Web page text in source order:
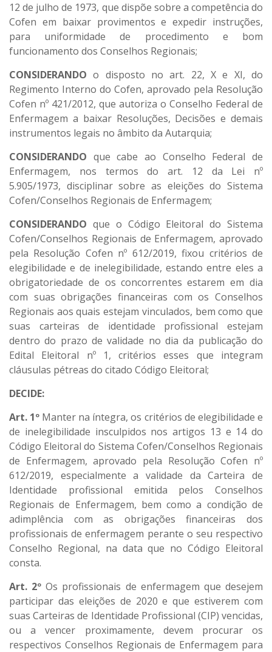
12 de julho de 1973, que dispõe sobre a competência do
Cofen em baixar provimentos e expedir instruções,
para uniformidade de procedimento e bom
funcionamento dos Conselhos Regionais;
CONSIDERANDO o disposto no art. 22, X e XI, do
Regimento Interno do Cofen, aprovado pela Resolução
Cofen nº 421/2012, que autoriza o Conselho Federal de
Enfermagem a baixar Resoluções, Decisões e demais
instrumentos legais no âmbito da Autarquia;
CONSIDERANDO que cabe ao Conselho Federal de
Enfermagem, nos termos do art. 12 da Lei nº
5.905/1973, disciplinar sobre as eleições do Sistema
Cofen/Conselhos Regionais de Enfermagem;
CONSIDERANDO que o Código Eleitoral do Sistema
Cofen/Conselhos Regionais de Enfermagem, aprovado
pela Resolução Cofen nº 612/2019, fixou critérios de
elegibilidade e de inelegibilidade, estando entre eles a
obrigatoriedade de os concorrentes estarem em dia
com suas obrigações financeiras com os Conselhos
Regionais aos quais estejam vinculados, bem como que
suas carteiras de identidade profissional estejam
dentro do prazo de validade no dia da publicação do
Edital Eleitoral nº 1, critérios esses que integram
cláusulas pétreas do citado Código Eleitoral;
DECIDE:
Art. 1º Manter na íntegra, os critérios de elegibilidade e
de inelegibilidade insculpidos nos artigos 13 e 14 do
Código Eleitoral do Sistema Cofen/Conselhos Regionais
de Enfermagem, aprovado pela Resolução Cofen nº
612/2019, especialmente a validade da Carteira de
Identidade profissional emitida pelos Conselhos
Regionais de Enfermagem, bem como a condição de
adimplência com as obrigações financeiras dos
profissionais de enfermagem perante o seu respectivo
Conselho Regional, na data que no Código Eleitoral
consta.
Art. 2º Os profissionais de enfermagem que desejem
participar das eleições de 2020 e que estiverem com
suas Carteiras de Identidade Profissional (CIP) vencidas,
ou a vencer proximamente, devem procurar os
respectivos Conselhos Regionais de Enfermagem para